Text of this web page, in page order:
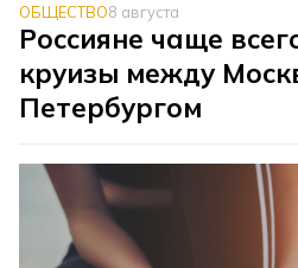
ОБЩЕСТВО8 августа
Россияне чаще
круизы между
Петербургом